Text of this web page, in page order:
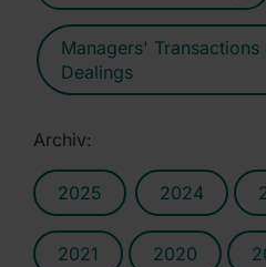
Managers'
Dealings
Archiv:
2025 2024
2021 2020